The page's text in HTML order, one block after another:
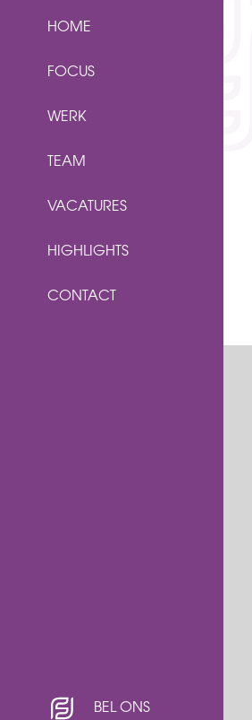
HOME
FOCUS
WERK
TEAM
VACATURES
HIGHLIGHTS
CONTACT
BEL ONS